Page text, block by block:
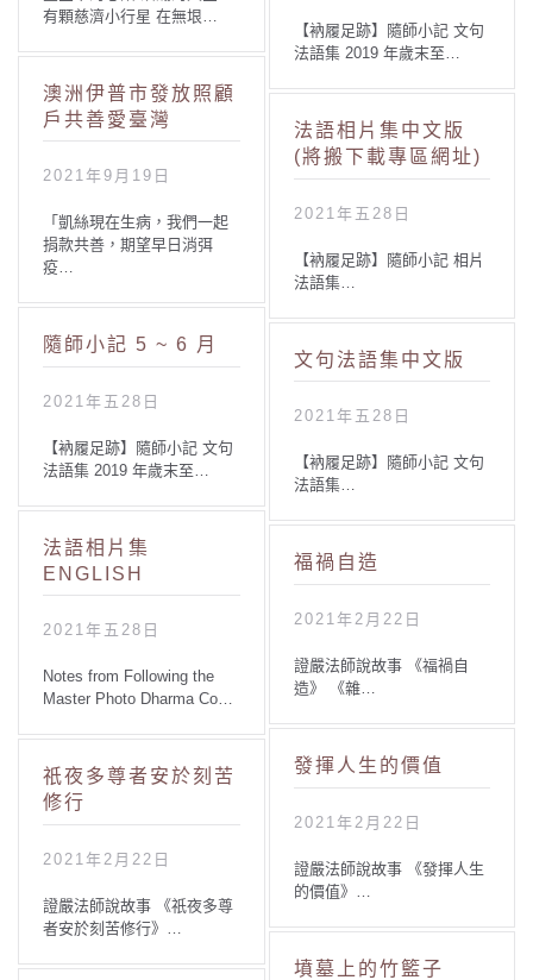
有顆慈濟小行星 在無垠…
澳洲伊普市發放照顧
戶共善愛臺灣
2021年9月19日
「凱絲現在生病，我們一起
捐款共善，期望早日消弭
疫…
【衲履足跡】隨師小記 文句
法語集 2019 年歲末至…
隨師小記 5 ~ 6 月
2021年五28日
【衲履足跡】隨師小記 文句
法語集 2019 年歲末至…
法語相片集中文版
(將搬下載專區網址)
2021年五28日
【衲履足跡】隨師小記 相片
法語集…
法語相片集
ENGLISH
2021年五28日
Notes from Following the
Master Photo Dharma Co…
文句法語集中文版
2021年五28日
【衲履足跡】隨師小記 文句
法語集…
祇夜多尊者安於刻苦
修行
2021年2月22日
證嚴法師說故事 《祇夜多尊
者安於刻苦修行》…
福禍自造
2021年2月22日
證嚴法師說故事 《福禍自
造》 《雜…
發揮人生的價值
2021年2月22日
證嚴法師說故事 《發揮人生
的價值》…
墳墓上的竹籃子